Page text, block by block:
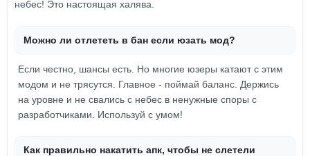
небес! Это настоящая халява.
Можно ли отлететь в бан если юзать мод?
Если честно, шансы есть. Но многие юзеры катают с этим
модом и не трясутся. Главное - поймай баланс. Держись
на уровне и не свались с небес в ненужные споры с
разработчиками. Используй с умом!
Как правильно накатить апк, чтобы не слетели